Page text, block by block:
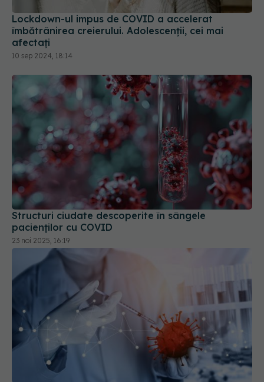
Lockdown-ul impus de COVID a accelerat
îmbătrânirea creierului. Adolescenții, cei mai
afectați
10 sep 2024, 18:14
Structuri ciudate descoperite în sângele
pacienților cu COVID
23 noi 2025, 16:19